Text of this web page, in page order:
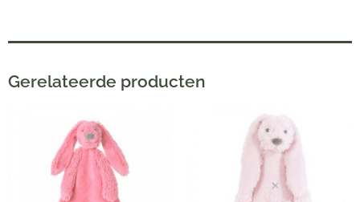
Gerelateerde producten